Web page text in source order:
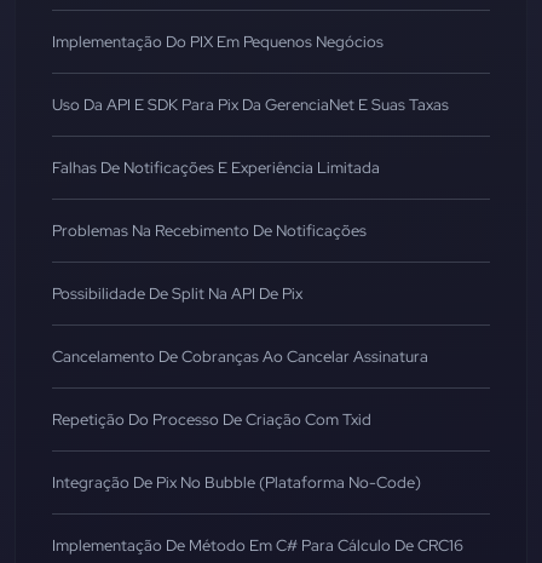
Implementação Do PIX Em Pequenos Negócios
Uso Da API E SDK Para Pix Da GerenciaNet E Suas Taxas
Falhas De Notificações E Experiência Limitada
Problemas Na Recebimento De Notificações
Possibilidade De Split Na API De Pix
Cancelamento De Cobranças Ao Cancelar Assinatura
Repetição Do Processo De Criação Com Txid
Integração De Pix No Bubble (Plataforma No-Code)
Implementação De Método Em C# Para Cálculo De CRC16